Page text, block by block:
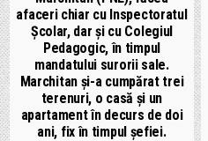
afaceri chiar cu Inspectoratul
Școlar, dar și cu Colegiul
Pedagogic, în timpul
mandatului surorii sale.
Marchitan și-a cumpărat trei
terenuri, o casă și un
apartament în decurs de doi
ani, fix în timpul șefiei.